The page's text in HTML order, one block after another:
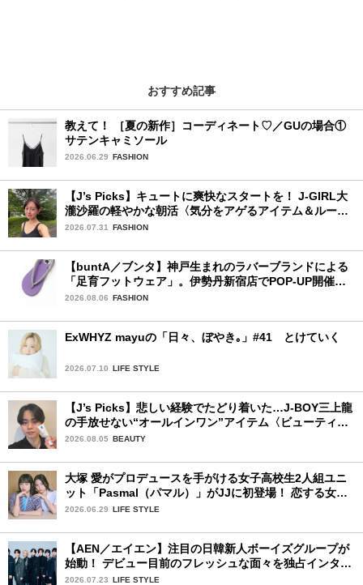
おすすめ記事
教えて！ ［夏の新作］コーディネート♡／GUの場合①
サテンキャミソール
2026.06.29 FASHION
【J’s Picks】キュートに爽快なスタートを！ J-GIRL大
瀧沙羅の軽やかな朝活〈気分をアゲるアイテム＆ルーテ
ィーン〉
2026.07.31 FASHION
【buntA／ブンタ】神戸生まれのラバーブランドによる
「足育フットウェア」。伊勢丹新宿店でPOP-UP開催
中！
2026.08.06 FASHION
ExWHYZ mayuの「日々、ぼやき｡」#41 とけていく
2026.07.10 LIFE STYLE
【J’s Picks】悲しい経験でたどり着いた…J-BOY三上龍
の手放せない“オールインワン”アイテム〈ビューティ＆
ファッション夏の必需品〉
2026.08.05 BEAUTY
大塚 愛がプロデュースを手がける女子高校生2人組ユニ
ット「Pasmal（パマル）」がJJに初登場！ 恋する女の
コのキュンキュンする感情を歌った最新曲「BULL」を
2026.06.29 LIFE STYLE
【AEN／エイエン】注目の日韓新人ボーイズグループが
始動！ デビュー目前のフレッシュな面々を独占インタビ
ュー。7人の魅力に迫ります♪
2026.07.23 LIFE STYLE